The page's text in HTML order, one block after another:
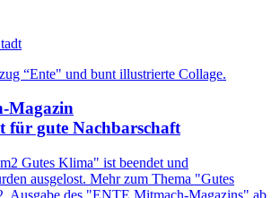
Magazin
für gute Nachbar­schaft
Gutes Klima" ist beendet und
ausgelost. Mehr zum Thema "Gutes
Ausgabe des "ENTE Mitmach-Magazins" ab